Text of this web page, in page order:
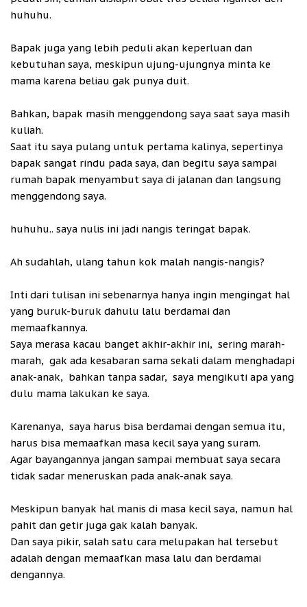
huhuhu.
Bapak juga yang lebih peduli akan keperluan dan
kebutuhan saya, meskipun ujung-ujungnya minta ke
mama karena beliau gak punya duit.
Bahkan, bapak masih menggendong saya saat saya masih
kuliah.
Saat itu saya pulang untuk pertama kalinya, sepertinya
bapak sangat rindu pada saya, dan begitu saya sampai
rumah bapak menyambut saya di jalanan dan langsung
menggendong saya.
huhuhu.. saya nulis ini jadi nangis teringat bapak.
Ah sudahlah, ulang tahun kok malah nangis-nangis?
Inti dari tulisan ini sebenarnya hanya ingin mengingat hal
yang buruk-buruk dahulu lalu berdamai dan
memaafkannya.
Saya merasa kacau banget akhir-akhir ini, sering marah-
marah, gak ada kesabaran sama sekali dalam menghadapi
anak-anak, bahkan tanpa sadar, saya mengikuti apa yang
dulu mama lakukan ke saya.
Karenanya, saya harus bisa berdamai dengan semua itu,
harus bisa memaafkan masa kecil saya yang suram.
Agar bayangannya jangan sampai membuat saya secara
tidak sadar meneruskan pada anak-anak saya.
Meskipun banyak hal manis di masa kecil saya, namun hal
pahit dan getir juga gak kalah banyak.
Dan saya pikir, salah satu cara melupakan hal tersebut
adalah dengan memaafkan masa lalu dan berdamai
dengannya.